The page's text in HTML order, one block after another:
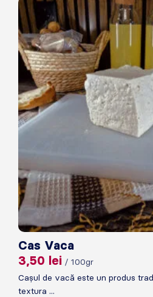
Cas Vaca
3,50 lei / 100gr
Cașul de vacă este un produs
textura ...